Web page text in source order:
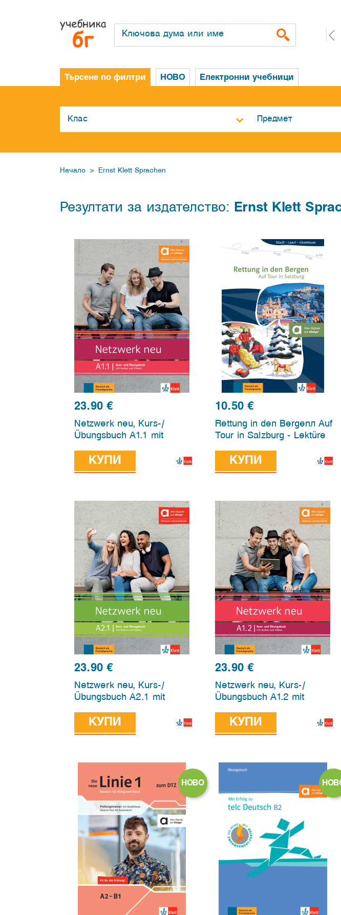
Търсене по филтри НОВО Електронни учебници
Начало > Ernst Klett Sprachen
Резултати за издателство: Ernst Klett
23.90€
Netzwerk neu, Kurs-/
Übungsbuch A1.1 mit
edition allango
КУПИ
10.50€
Rettung in den Bergenл Auf
Tour in Salzburg - Lektüre
КУПИ
23.90€
Netzwerk neu, Kurs-/
Übungsbuch A2.1 mit
edition allango
КУПИ
23.90€
Netzwerk neu, Kurs-/
Übungsbuch A1.2 mit
edition allango
КУПИ
НОВО